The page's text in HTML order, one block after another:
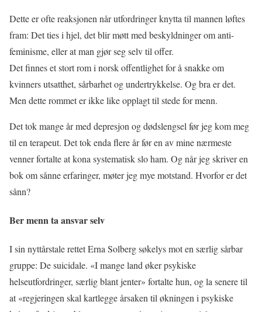
Dette er ofte reaksjonen når utfordringer knytta til mannen løftes
fram: Det ties i hjel, det blir møtt med beskyldninger om anti-
feminisme, eller at man gjør seg selv til offer.
Det finnes et stort rom i norsk offentlighet for å snakke om
kvinners utsatthet, sårbarhet og undertrykkelse. Og bra er det.
Men dette rommet er ikke like opplagt til stede for menn.
Det tok mange år med depresjon og dødslengsel før jeg kom meg
til en terapeut. Det tok enda flere år før en av mine nærmeste
venner fortalte at kona systematisk slo ham. Og når jeg skriver en
bok om sånne erfaringer, møter jeg mye motstand. Hvorfor er det
sånn?
Ber menn ta ansvar selv
I sin nyttårstale rettet Erna Solberg søkelys mot en særlig sårbar
gruppe: De suicidale. «I mange land øker psykiske
helseutfordringer, særlig blant jenter» fortalte hun, og la senere til
at «regjeringen skal kartlegge årsaken til økningen i psykiske